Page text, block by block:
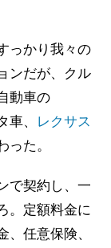
っかり我々の
ンだが、クル
動車の
車、 レクサス
った。
で契約し、一
。定額料金に
任意保険、